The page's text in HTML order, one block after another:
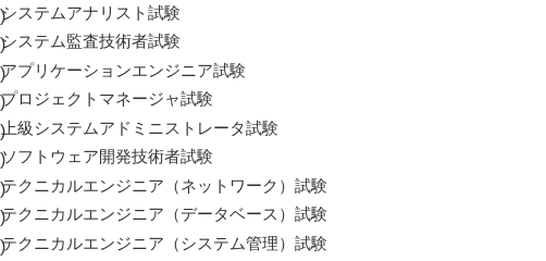
システムアナリスト試験
システム監査技術者試験
アプリケーションエンジニア試験
プロジェクトマネージャ試験
上級システムアドミニストレータ試験
ソフトウェア開発技術者試験
テクニカルエンジニア（ネットワーク）試験
テクニカルエンジニア（データベース）試験
テクニカルエンジニア（システム管理）試験